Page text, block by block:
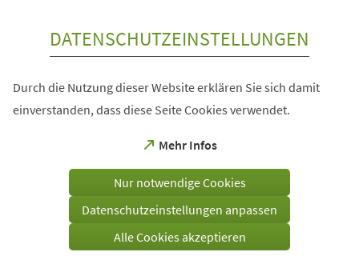
DATENSCHUTZEINSTELLUNGEN
Durch die Nutzung dieser Website erklären Sie sich damit
einverstanden, dass diese Seite Cookies verwendet.
Mehr Infos
(Öffnet
einem
Tab)
Nur notwendige Cookies
Datenschutzeinstellungen anpassen
Alle Cookies akzeptieren